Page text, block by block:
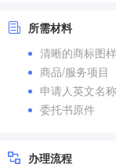
所需材料
清晰的商标图样
商品/服务项目
申请人英文名
委托书原件
办理流程